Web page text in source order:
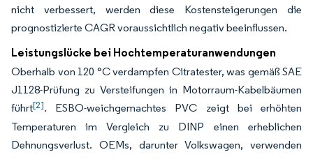
nicht verbessert, werden diese Kostensteigerungen die
prognostizierte CAGR voraussichtlich negativ beeinflussen.
Leistungslücke bei Hochtemperaturanwendungen
Oberhalb von 120 °C verdampfen Citratester, was gemäß SAE
J1128-Prüfung zu Versteifungen in Motorraum-Kabelbäumen
führt[2]. ESBO-weichgemachtes PVC zeigt bei erhöhten
Temperaturen im Vergleich zu DINP einen erheblichen
Dehnungsverlust. OEMs, darunter Volkswagen, verwenden